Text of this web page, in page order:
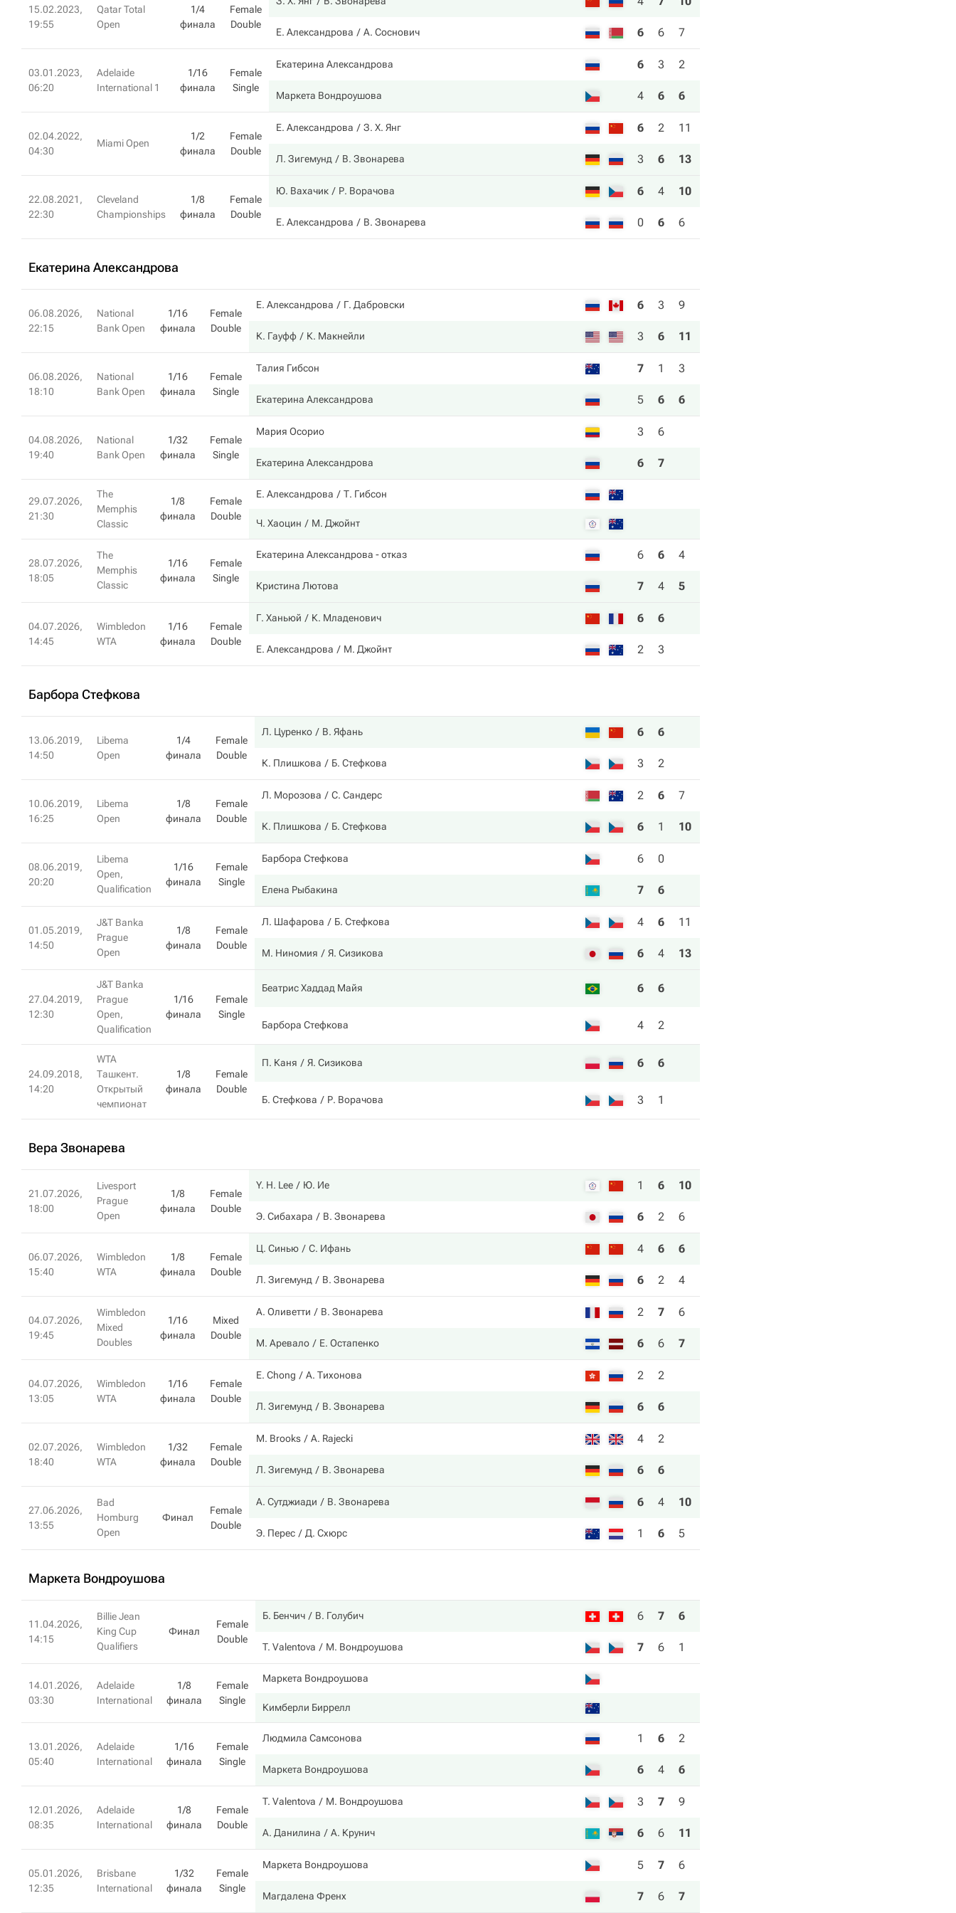
15.02.2023,
19:55
Qatar Total
Open
1/4
финала
Female
Double
Е. Александрова А. Соснович 6 6 7
03.01.2023,
06:20
Adelaide
International 1
1/16
финала
Female
Single
Екатерина Александрова 6 3 2
Маркета Вондроушова 4 6 6
02.04.2022,
04:30
Miami Open
1/2
финала
Female
Double
Е. Александрова З. Х. Янг 6 2 11
Л. Зигемунд В. Звонарева 3 6 13
22.08.2021,
22:30
Cleveland
Championships
1/8
финала
Female
Double
Ю. Вахачик Р. Ворачова 6 4 10
Е. Александрова В. Звонарева 0 6 6
Екатерина Александрова
06.08.2026,
22:15
National
Bank Open
1/16
финала
Female
Double
Е. Александрова Г. Дабровски 6 3 9
К. Гауфф К. Макнейли 3 6 11
06.08.2026,
18:10
National
Bank Open
1/16
финала
Female
Single
Талия Гибсон 7 1 3
Екатерина Александрова 5 6 6
04.08.2026,
19:40
National
Bank Open
1/32
финала
Female
Single
Мария Осорио 3 6
Екатерина Александрова 6 7
29.07.2026,
21:30
The
Memphis
Classic
1/8
финала
Female
Double
Е. Александрова Т. Гибсон
Ч. Хаоцин М. Джойнт
28.07.2026,
18:05
The
Memphis
Classic
1/16
финала
Female
Single
Екатерина Александрова - отказ 6 6 4
Кристина Лютова 7 4 5
04.07.2026,
14:45
Wimbledon
WTA
1/16
финала
Female
Double
Г. Ханьюй К. Младенович 6 6
Е. Александрова М. Джойнт 2 3
Барбора Стефкова
13.06.2019,
14:50
Libema
Open
1/4
финала
Female
Double
Л. Цуренко В. Яфань 6 6
К. Плишкова Б. Стефкова 3 2
10.06.2019,
16:25
Libema
Open
1/8
финала
Female
Double
Л. Морозова С. Сандерс 2 6 7
К. Плишкова Б. Стефкова 6 1 10
08.06.2019,
20:20
Libema
Open,
Qualification
1/16
финала
Female
Single
Барбора Стефкова 6 0
Елена Рыбакина 7 6
01.05.2019,
14:50
J&T Banka
Prague
Open
1/8
финала
Female
Double
Л. Шафарова Б. Стефкова 4 6 11
М. Ниномия Я. Сизикова 6 4 13
27.04.2019,
12:30
J&T Banka
Prague
Open,
Qualification
1/16
финала
Female
Single
Беатрис Хаддад Майя 6 6
Барбора Стефкова 4 2
24.09.2018,
14:20
WTA
Ташкент.
Открытый
чемпионат
1/8
финала
Female
Double
П. Каня Я. Сизикова 6 6
Б. Стефкова Р. Ворачова 3 1
Вера Звонарева
21.07.2026,
18:00
Livesport
Prague
Open
1/8
финала
Female
Double
Y. H. Lee Ю. Ие 1 6 10
Э. Сибахара В. Звонарева 6 2 6
06.07.2026,
15:40
Wimbledon
WTA
1/8
финала
Female
Double
Ц. Синью С. Ифань 4 6 6
Л. Зигемунд В. Звонарева 6 2 4
04.07.2026,
19:45
Wimbledon
Mixed
Doubles
1/16
финала
Mixed
Double
А. Оливетти В. Звонарева 2 7 6
М. Аревало Е. Остапенко 6 6 7
04.07.2026,
13:05
Wimbledon
WTA
1/16
финала
Female
Double
E. Chong А. Тихонова 2 2
Л. Зигемунд В. Звонарева 6 6
02.07.2026,
18:40
Wimbledon
WTA
1/32
финала
Female
Double
M. Brooks A. Rajecki 4 2
Л. Зигемунд В. Звонарева 6 6
27.06.2026,
13:55
Bad
Homburg
Open
Финал
Female
Double
А. Сутджиади В. Звонарева 6 4 10
Э. Перес Д. Схюрс 1 6 5
Маркета Вондроушова
11.04.2026,
14:15
Billie Jean
King Cup
Qualifiers
Финал
Female
Double
Б. Бенчич В. Голубич 6 7 6
T. Valentova М. Вондроушова 7 6 1
14.01.2026,
03:30
Adelaide
International
1/8
финала
Female
Single
Маркета Вондроушова
Кимберли Биррелл
13.01.2026,
05:40
Adelaide
International
1/16
финала
Female
Single
Людмила Самсонова 1 6 2
Маркета Вондроушова 6 4 6
12.01.2026,
08:35
Adelaide
International
1/8
финала
Female
Double
T. Valentova М. Вондроушова 3 7 9
А. Данилина А. Крунич 6 6 11
05.01.2026,
12:35
Brisbane
International
1/32
финала
Female
Single
Маркета Вондроушова 5 7 6
Магдалена Френх 7 6 7